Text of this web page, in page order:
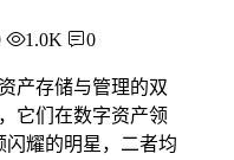
1.0K 0
产存储与管理的双
它们在数字资产领
耀的明星，二者均